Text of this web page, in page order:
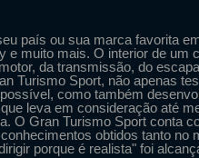
país ou sua marca favorita
e muito mais. O interior de um
da transmissão, do
Turismo Sport, não apenas
como também
leva em consideração até
O Gran Turismo Sport conta
obtidos tanto no
porque é realista" foi